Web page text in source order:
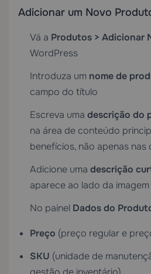
Adicionar um Novo
Vá a Produtos > Adicionar
WordPress
Introduza um nome de
campo do título
Escreva uma descrição do
na área de conteúdo
benefícios, não apenas
Adicione uma descrição
aparece ao lado da
No painel Dados do
Preço (preço regular e
SKU (unidade de